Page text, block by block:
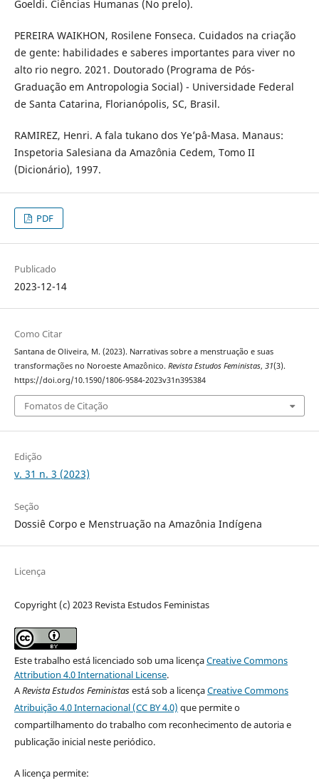
Goeldi. Ciências Humanas (No prelo).
PEREIRA WAIKHON, Rosilene Fonseca. Cuidados na criação
de gente: habilidades e saberes importantes para viver no
alto rio negro. 2021. Doutorado (Programa de Pós-
Graduação em Antropologia Social) - Universidade Federal
de Santa Catarina, Florianópolis, SC, Brasil.
RAMIREZ, Henri. A fala tukano dos Ye’pâ-Masa. Manaus:
Inspetoria Salesiana da Amazônia Cedem, Tomo II
(Dicionário), 1997.
PDF
Publicado
2023-12-14
Como Citar
Santana de Oliveira, M. (2023). Narrativas sobre a menstruação e suas
transformações no Noroeste Amazônico. Revista Estudos Feministas, 31(3).
https://doi.org/10.1590/1806-9584-2023v31n395384
Fomatos de Citação
Edição
v. 31 n. 3 (2023)
Seção
Dossiê Corpo e Menstruação na Amazônia Indígena
Licença
Copyright (c) 2023 Revista Estudos Feministas
Este trabalho está licenciado sob uma licençaCreative Commons
Attribution 4.0 International License.
ARevista Estudos Feministasestá sob a licençaCreative Commons
Atribuição 4.0 Internacional (CC BY 4.0) que permite o
compartilhamento do trabalho com reconhecimento de autoria e
publicação inicial neste periódico.
A licença permite: